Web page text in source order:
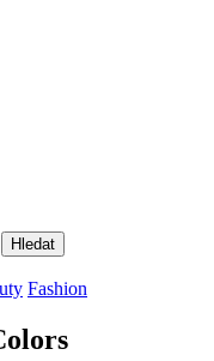
Fashion